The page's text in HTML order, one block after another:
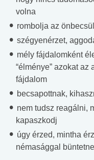
volna
rombolja az
szégyenérzet,
mély fájdalomként
“élménye” azokat
fájdalom
becsapottnak,
nem tudsz reagálni,
kapaszkodj
úgy érzed, mintha
némasággal